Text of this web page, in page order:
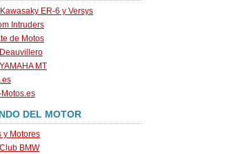
ER-6 y Versys
Intruders
de Motos
MT
DEL MOTOR
y Motores
BMW